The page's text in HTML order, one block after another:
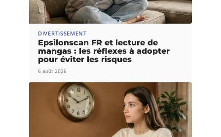
DIVERTISSEMENT
Epsilonscan FR et lecture de
mangas : les réflexes à adopter
pour éviter les risques
6 août 2026